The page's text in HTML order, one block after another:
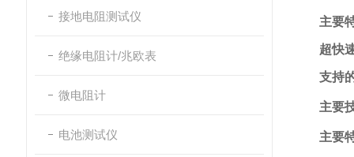
接地电阻测试仪
绝缘电阻计/兆欧表
微电阻计
电池测试仪
主要
超快
支持
主要
主要